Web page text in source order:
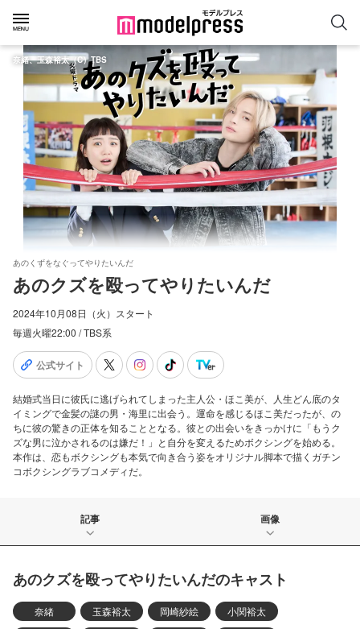
奈緒、玉森裕太（C）TBS
あのくずをなぐってやりたいんだ
あのクズを殴ってやりたいんだ
2024年10月08日（火）スタート
毎週火曜22:00 / TBS系
公式サイト
結婚式当日に彼氏に逃げられてしまった主人公・ほこ美が、人生どん底のタ
イミングで金髪の謎の男・海里に出会う。運命を感じるほこ美だったが、の
ちに彼の驚きの正体を知ることとなる。彼との出会いをきっかけに「もうク
ズな男に泣かされるのは嫌だ！」と自分を変えるためボクシングを始める。
本作は、恋もボクシングも本気で向き合う姿をオリジナル脚本で描くガチン
コボクシングラブコメディだ。
記事 画像
あのクズを殴ってやりたいんだのキャスト
奈緒 玉森裕太 岡崎紗絵
小関裕太